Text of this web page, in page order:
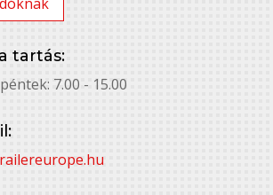
tartás:
7.00 - 15.00